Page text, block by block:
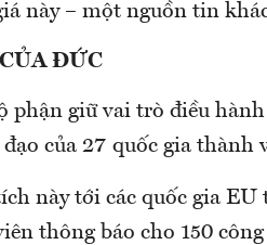
này – một nguồn tin
ĐỨC
phận giữ vai trò điều
của 27 quốc gia thành
này tới các quốc gia
thông báo cho 150